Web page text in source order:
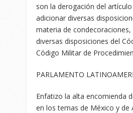
son la derogación del
adicionar diversas
materia de
diversas disposiciones del
Código Militar de
PARLAMENTO
Enfatizo la alta encomienda
en los temas de México y de